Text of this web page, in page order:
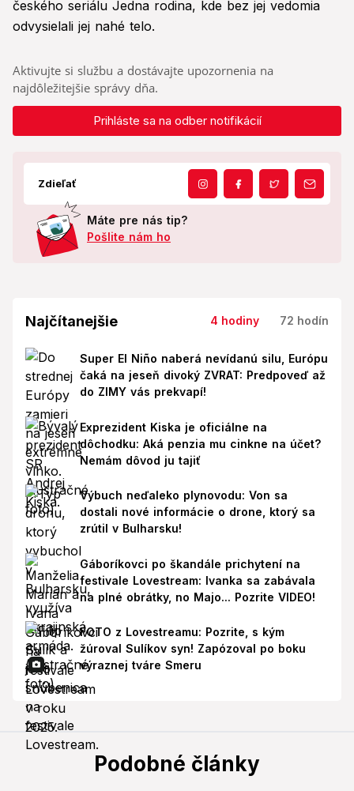
českého seriálu Jedna rodina, kde bez jej vedomia
odvysielali jej nahé telo.
Aktivujte si službu a dostávajte upozornenia na
najdôležitejšie správy dňa.
Prihláste sa na odber notifikácií
Zdieľať
Máte pre nás tip?
Pošlite nám ho
Najčítanejšie 4 hodiny 72 hodín
Super El Niño naberá nevídanú silu, Európu
čaká na jeseň divoký ZVRAT: Predpoveď až
do ZIMY vás prekvapí!
Exprezident Kiska je oficiálne na
dôchodku: Aká penzia mu cinkne na účet?
Nemám dôvod ju tajiť
Výbuch neďaleko plynovodu: Von sa
dostali nové informácie o drone, ktorý sa
zrútil v Bulharsku!
Gáboríkovci po škandále prichytení na
festivale Lovestream: Ivanka sa zabávala
na plné obrátky, no Majo... Pozrite VIDEO!
FOTO z Lovestreamu: Pozrite, s kým
žúroval Sulíkov syn! Zapózoval po boku
výraznej tváre Smeru
Podobné články